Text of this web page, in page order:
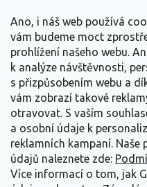
Ano, i náš web používá
vám budeme moct
prohlížení našeho webu.
k analýze návštěvnosti,
s přizpůsobením webu a
vám zobrazí takové
otravovat. S vaším
a osobní údaje k
reklamních kampaní.
údajů naleznete zde:
Více informací o tom, jak
Vše o nákupu
Informace pro Vás
Kontakujte nás